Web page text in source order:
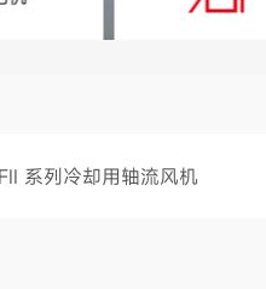
系列冷却用轴流风机